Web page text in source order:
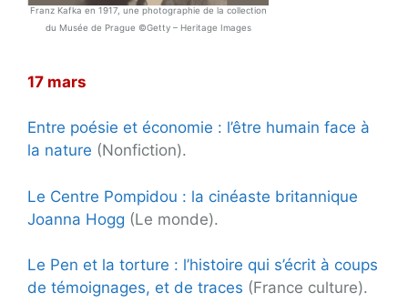
Franz Kafka en 1917, une photographie de la collection
du Musée de Prague ©Getty – Heritage Images
17 mars
Entre poésie et économie : l’être humain face à
la nature (Nonfiction).
Le Centre Pompidou : la cinéaste britannique
Joanna Hogg (Le monde).
Le Pen et la torture : l’histoire qui s’écrit à coups
de témoignages, et de traces (France culture).